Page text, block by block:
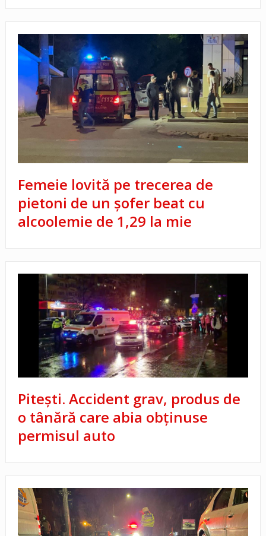
Femeie lovită pe trecerea de
pietoni de un șofer beat cu
alcoolemie de 1,29 la mie
Pitești. Accident grav, produs de
o tânără care abia obținuse
permisul auto